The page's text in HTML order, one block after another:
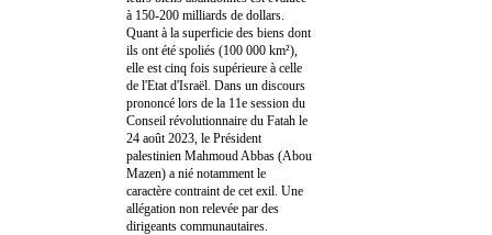
à 150-200 milliards de dollars.
Quant à la superficie des biens dont
ils ont été spoliés (100 000 km²),
elle est cinq fois supérieure à celle
de l'Etat d'Israël. Dans un discours
prononcé lors de la 11e session du
Conseil révolutionnaire du Fatah le
24 août 2023, le Président
palestinien Mahmoud Abbas (Abou
Mazen) a nié notamment le
caractère contraint de cet exil. Une
allégation non relevée par des
dirigeants communautaires.